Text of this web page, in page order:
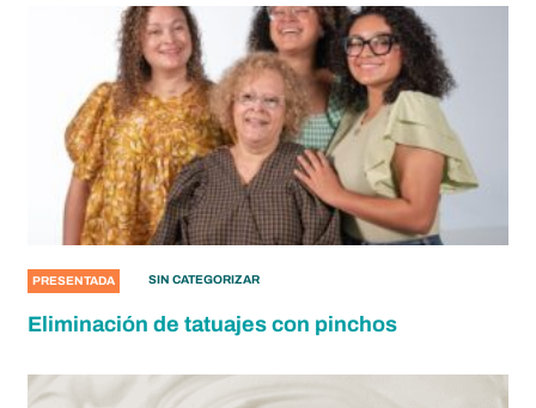
PRESENTADA SIN CATEGORIZAR
Eliminación de tatuajes con pinchos